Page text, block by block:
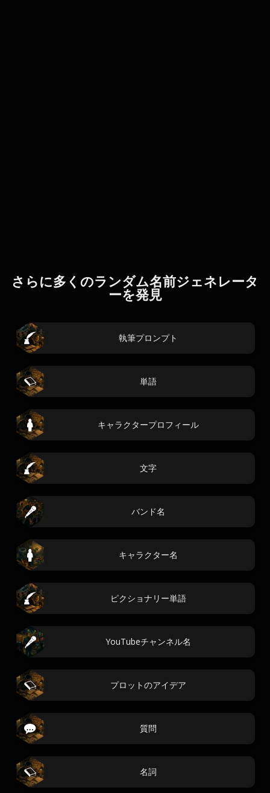
さらに多くのランダム名前ジェネレータ
ーを発見
執筆プロンプト
単語
キャラクタープロフィール
文字
バンド名
キャラクター名
ピクショナリー単語
YouTubeチャンネル名
プロットのアイデア
質問
名詞